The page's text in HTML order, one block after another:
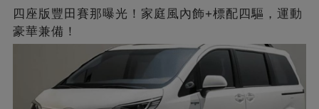
四座版豐田賽那曝光！家庭風內飾+標配四驅，運動
豪華兼備！